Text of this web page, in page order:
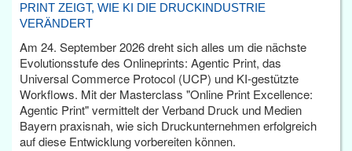
PRINT ZEIGT, WIE KI DIE DRUCKINDUSTRIE
VERÄNDERT
Am 24. September 2026 dreht sich alles um die nächste
Evolutionsstufe des Onlineprints: Agentic Print, das
Universal Commerce Protocol (UCP) und KI-gestützte
Workflows. Mit der Masterclass "Online Print Excellence:
Agentic Print" vermittelt der Verband Druck und Medien
Bayern praxisnah, wie sich Druckunternehmen erfolgreich
auf diese Entwicklung vorbereiten können.